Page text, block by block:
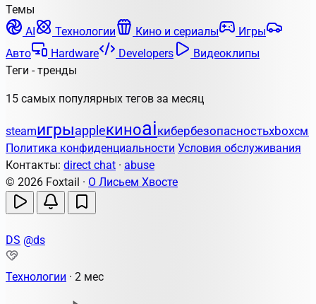
Темы
AI
Технологии Кино и сериалы
Игры
Авто
Hardware Developers
Видеоклипы
Теги - тренды
15 самых популярных тегов за месяц
steamигрыappleкиноaiкибербезопасностьxbox
Политика конфиденциальности Условия обслуживания
Контакты: direct chat · abuse
© 2026 Foxtail · О Лисьем Хвосте
DS @ds
Технологии · 2 мес